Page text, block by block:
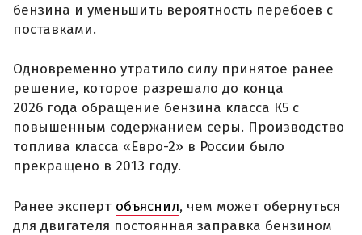
бензина и уменьшить вероятность перебоев с
поставками.
Одновременно утратило силу принятое ранее
решение, которое разрешало до конца
2026 года обращение бензина класса К5 с
повышенным содержанием серы. Производство
топлива класса «Евро-2» в России было
прекращено в 2013 году.
Ранее эксперт объяснил, чем может обернуться
для двигателя постоянная заправка бензином